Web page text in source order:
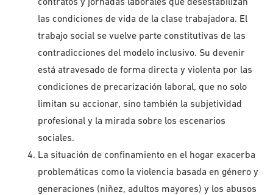
las condiciones de vida de la clase trabajadora. El
trabajo social se vuelve parte constitutivas de las
contradicciones del modelo inclusivo. Su devenir
está atravesado de forma directa y violenta por las
condiciones de precarización laboral, que no solo
limitan su accionar, sino también la subjetividad
profesional y la mirada sobre los escenarios
sociales.
La situación de confinamiento en el hogar exacerba
problemáticas como la violencia basada en género y
generaciones (niñez, adultos mayores) y los abusos